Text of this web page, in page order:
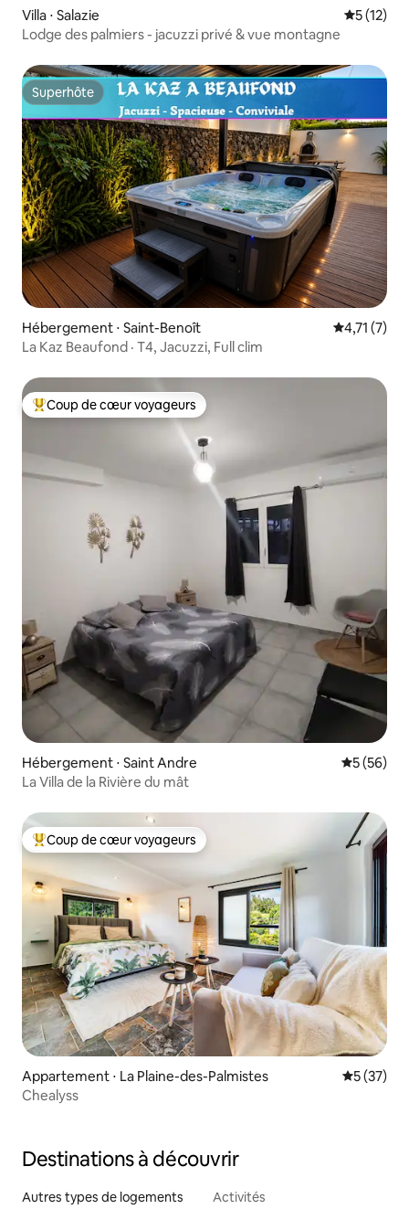
Villa ⋅ Salazie
5 (12)
Lodge des palmiers - jacuzzi privé & vue montagne
Superhôte
Superhôte
Hébergement ⋅ Saint-Benoît Évaluation
4,71 (7)
La Kaz Beaufond · T4, Jacuzzi, Full clim
Coups de cœur voyageurs les plus appréciés
Coup de cœur voyageurs
Hébergement ⋅ Saint Andre
5 (56)
La Villa de la Rivière du mât
Coups de cœur voyageurs les plus appréciés
Coup de cœur voyageurs
Appartement ⋅ La Plaine-des-Palmistes
5 (37)
Chealyss
Destinations à découvrir
Autres types de logements Activités